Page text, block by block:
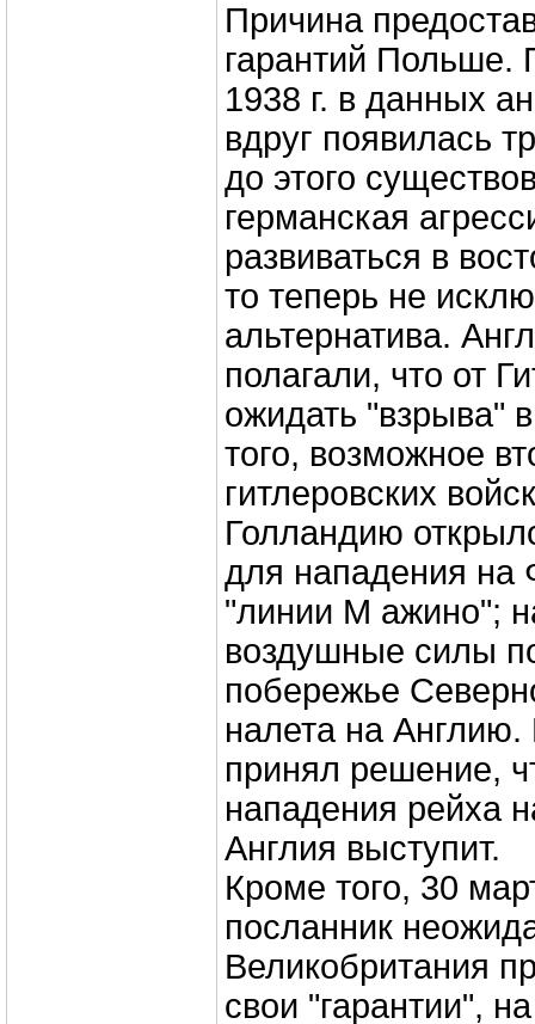
Причина
гарантий Польше.
1938 г. в данных
вдруг появилась
до этого
германская
развиваться в
то теперь не
альтернатива.
полагали, что от
ожидать "взрыва"
того, возможное
гитлеровских
Голландию
для нападения на
"линии М ажино";
воздушные силы
побережье
налета на Англию.
принял решение,
нападения рейха
Англия выступит.
Кроме того, 30
посланник
Великобритания
свои "гарантии",